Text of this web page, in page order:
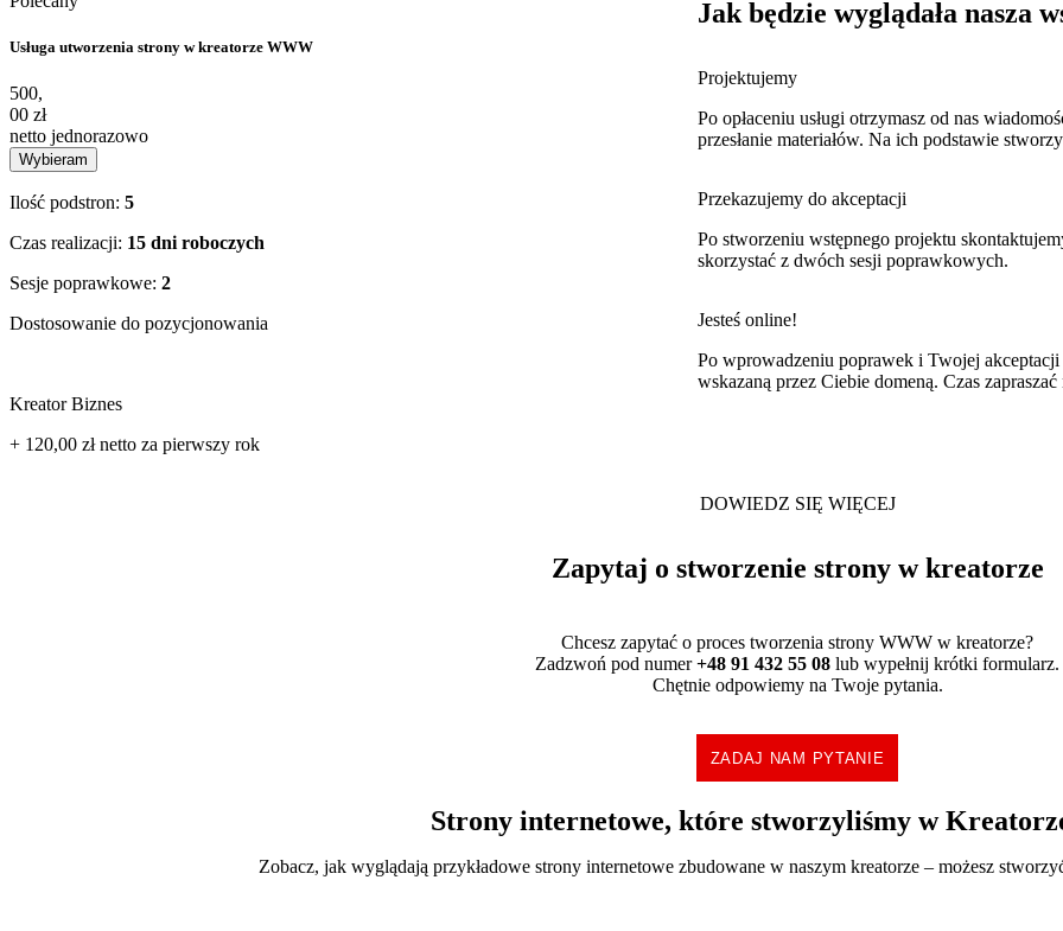
Jak będzie wyglądała nasza
Projektujemy
Po opłaceniu usługi otrzymasz od nas
przesłanie materiałów. Na ich podstawie
Przekazujemy do akceptacji
Po stworzeniu wstępnego projektu
skorzystać z dwóch sesji poprawkowych.
Jesteś online!
Po wprowadzeniu poprawek i Twojej
wskazaną przez Ciebie domeną. Czas
Usługa utworzenia strony w kreatorze WWW
500,00 zł netto jednorazowo
500,
00 zł
netto jednorazowo
Wybieram
Ilość podstron: 5
Czas realizacji: 15 dni roboczych
Sesje poprawkowe: 2
Dostosowanie do pozycjonowania
Kreator Biznes
+ 120,00 złnetto za pierwszy rok
DOWIEDZ SIĘ WIĘCEJ
Zapytaj o stworzenie strony w kreatorze
Chcesz zapytać o proces tworzenia strony WWW w kreatorze?
Zadzwoń pod numer+48 91 432 55 08 lub wypełnij krótki formularz.
Chętnie odpowiemy na Twoje pytania.
ZADAJ NAM PYTANIE
Strony internetowe, które stworzyliśmy w
Zobacz, jak wyglądają przykładowe strony internetowe zbudowane w naszym kreatorze – możesz